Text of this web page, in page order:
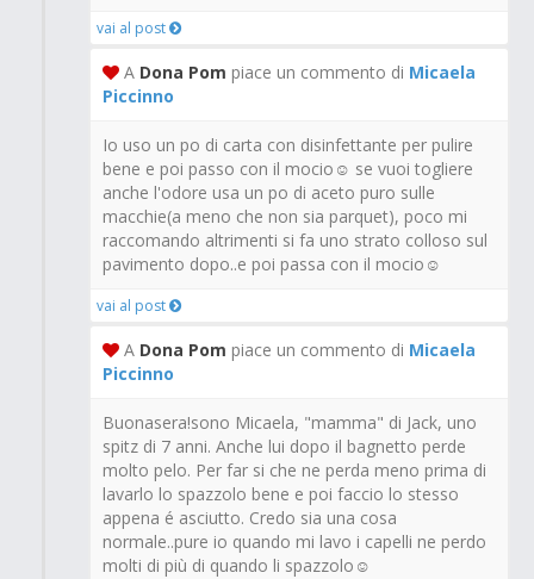
vai al post
A Dona Pom piace un commento di Micaela
Piccinno
Io uso un po di carta con disinfettante per pulire
bene e poi passo con il mocio☺ se vuoi togliere
anche l'odore usa un po di aceto puro sulle
macchie(a meno che non sia parquet), poco mi
raccomando altrimenti si fa uno strato colloso sul
pavimento dopo..e poi passa con il mocio☺
vai al post
A Dona Pom piace un commento di Micaela
Piccinno
Buonasera!sono Micaela, "mamma" di Jack, uno
spitz di 7 anni. Anche lui dopo il bagnetto perde
molto pelo. Per far si che ne perda meno prima di
lavarlo lo spazzolo bene e poi faccio lo stesso
appena é asciutto. Credo sia una cosa
normale..pure io quando mi lavo i capelli ne perdo
molti di più di quando li spazzolo☺